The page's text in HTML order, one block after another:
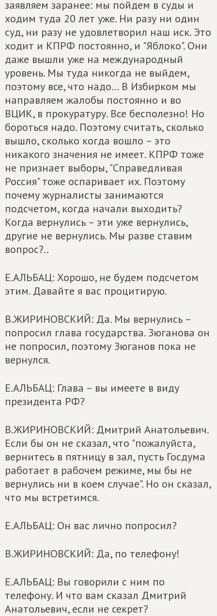
заявляем заранее: мы пойдем в суды и
ходим туда 20 лет уже. Ни разу ни один
суд, ни разу не удовлетворил наш иск. Это
ходит и КПРФ постоянно, и "Яблоко". Они
даже вышли уже на международный
уровень. Мы туда никогда не выйдем,
поэтому все, что надо... В Избирком мы
направляем жалобы постоянно и во
ВЦИК, в прокуратуру. Все бесполезно! Но
бороться надо. Поэтому считать, сколько
вышло, сколько когда вошло – это
никакого значения не имеет. КПРФ тоже
не признает выборы, "Справедливая
Россия" тоже оспаривает их. Поэтому
почему журналисты занимаются
подсчетом, когда начали выходить?
Когда вернулись – эти уже вернулись,
другие не вернулись. Мы разве ставим
вопрос?..
Е.АЛЬБАЦ: Хорошо, не будем подсчетом
этим. Давайте я вас процитирую.
В.ЖИРИНОВСКИЙ: Да. Мы вернулись –
попросил глава государства. Зюганова он
не попросил, поэтому Зюганов пока не
вернулся.
Е.АЛЬБАЦ: Глава – вы имеете в виду
президента РФ?
В.ЖИРИНОВСКИЙ: Дмитрий Анатольевич.
Если бы он не сказал, что "пожалуйста,
вернитесь в пятницу в зал, пусть Госдума
работает в рабочем режиме, мы бы не
вернулись ни в коем случае". Но он сказал,
что мы встретимся.
Е.АЛЬБАЦ: Он вас лично попросил?
В.ЖИРИНОВСКИЙ: Да, по телефону!
Е.АЛЬБАЦ: Вы говорили с ним по
телефону. И что вам сказал Дмитрий
Анатольевич, если не секрет?